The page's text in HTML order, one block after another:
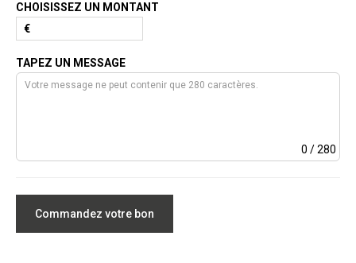
CHOISISSEZ UN MONTANT
€
TAPEZ UN MESSAGE
0 / 280
Commandez votre bon